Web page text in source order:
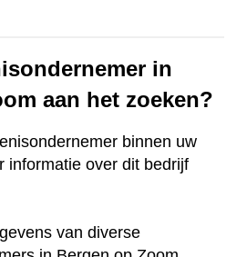
in
aan het zoeken?
binnen uw
informatie over dit bedrijf
van diverse